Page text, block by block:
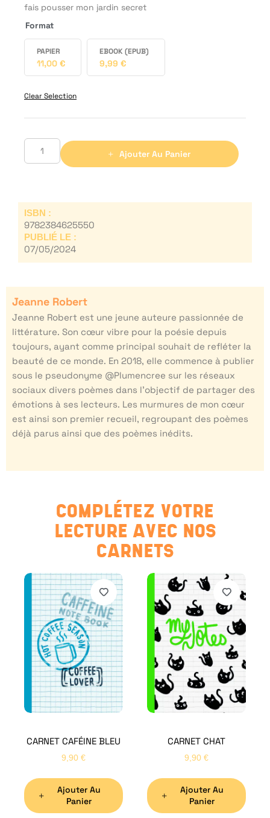
fais pousser mon jardin secret
Format
PAPIER
11,00 €
EBOOK (EPUB)
9,99 €
Clear Selection
Ajouter Au Panier
ISBN :
9782384625550
PUBLIÉ LE :
07/05/2024
Jeanne Robert
Jeanne Robert est une jeune auteure passionnée de
littérature. Son cœur vibre pour la poésie depuis
toujours, ayant comme principal souhait de refléter la
beauté de ce monde. En 2018, elle commence à publier
sous le pseudonyme @Plumencree sur les réseaux
sociaux divers poèmes dans l’objectif de partager des
émotions à ses lecteurs. Les murmures de mon cœur
est ainsi son premier recueil, regroupant des poèmes
déjà parus ainsi que des poèmes inédits.
COMPLÉTEZ VOTRE
LECTURE AVEC NOS
CARNETS
CARNET CAFÉINE BLEU
9,90 €
Ajouter Au
Panier
CARNET CHAT
9,90 €
Ajouter Au
Panier